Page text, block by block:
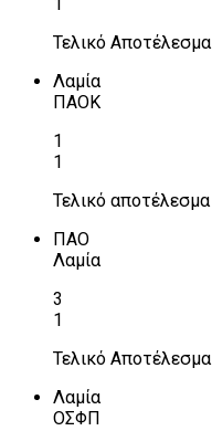
Τελικό Αποτέλεσμα
Λαμία
ΠΑΟΚ
1
1
Τελικό αποτέλεσμα
ΠΑΟ
Λαμία
3
1
Τελικό Αποτέλεσμα
Λαμία
ΟΣΦΠ